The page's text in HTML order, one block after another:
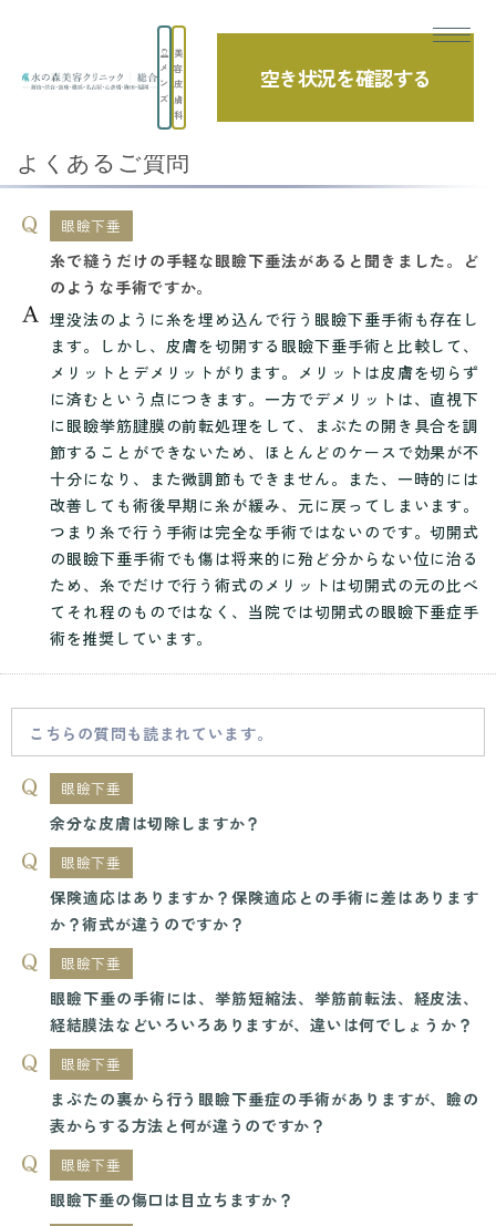
メ
ン
ズ
美
容
皮
膚
科
空き状況を確認する
TOP よくあるご質問
糸で縫うだけの手軽な眼瞼下垂法があると聞...
よくあるご質問
眼瞼下垂
糸で縫うだけの手軽な眼瞼下垂法があると聞きました。ど
のような手術ですか。
埋没法のように糸を埋め込んで行う眼瞼下垂手術も存在し
ます。しかし、皮膚を切開する眼瞼下垂手術と比較して、
メリットとデメリットがります。メリットは皮膚を切らず
に済むという点につきます。一方でデメリットは、直視下
に眼瞼挙筋腱膜の前転処理をして、まぶたの開き具合を調
節することができないため、ほとんどのケースで効果が不
十分になり、また微調節もできません。また、一時的には
改善しても術後早期に糸が緩み、元に戻ってしまいます。
つまり糸で行う手術は完全な手術ではないのです。切開式
の眼瞼下垂手術でも傷は将来的に殆ど分からない位に治る
ため、糸でだけで行う術式のメリットは切開式の元の比べ
てそれ程のものではなく、当院では切開式の眼瞼下垂症手
術を推奨しています。
こちらの質問も読まれています。
眼瞼下垂
余分な皮膚は切除しますか？
眼瞼下垂
保険適応はありますか？保険適応との手術に差はあります
か？術式が違うのですか？
眼瞼下垂
眼瞼下垂の手術には、挙筋短縮法、挙筋前転法、経皮法、
経結膜法などいろいろありますが、違いは何でしょうか？
眼瞼下垂
まぶたの裏から行う眼瞼下垂症の手術がありますが、瞼の
表からする方法と何が違うのですか？
眼瞼下垂
眼瞼下垂の傷口は目立ちますか？